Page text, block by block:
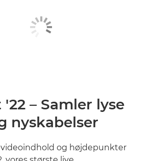
– Samler lyse
nyskabelser
og højdepunkter